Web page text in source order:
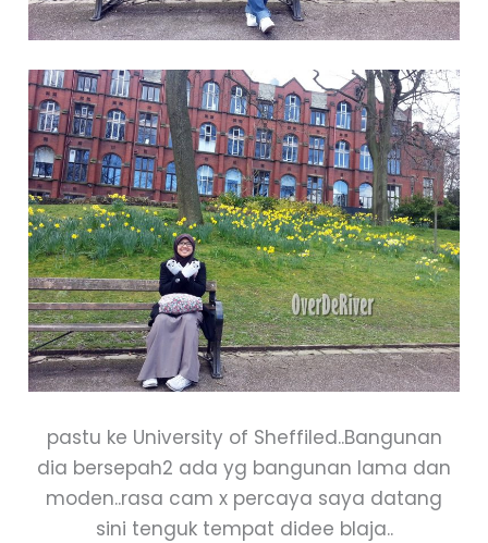
pastu ke University of Sheffiled..Bangunan
dia bersepah2 ada yg bangunan lama dan
moden..rasa cam x percaya saya datang
sini tenguk tempat didee blaja..